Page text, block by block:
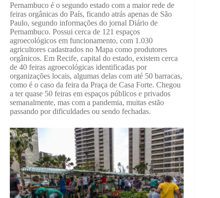
Pernambuco é o segundo estado com a maior rede de
feiras orgânicas do País, ficando atrás apenas de São
Paulo, segundo informações do jornal Diário de
Pernambuco. Possui cerca de 121 espaços
agroecológicos em funcionamento, com 1.030
agricultores cadastrados no Mapa como produtores
orgânicos. Em Recife, capital do estado, existem cerca
de 40 feiras agroecológicas identificadas por
organizações locais, algumas delas com até 50 barracas,
como é o caso da feira da Praça de Casa Forte. Chegou
a ter quase 50 feiras em espaços públicos e privados
semanalmente, mas com a pandemia, muitas estão
passando por dificuldades ou sendo fechadas.